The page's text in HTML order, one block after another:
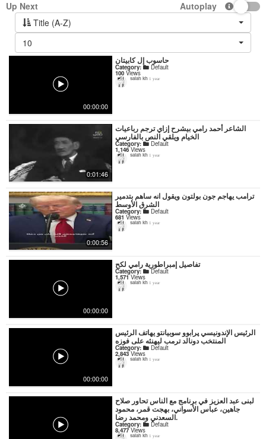
Up Next
Autoplay
Title (A-Z)
10
00:00:00
حاسوب إل كابيتان
Category: Default
100 Views
salah kh 1 year
0:01:46
‏الشاعر أحمد رامي بيشرح إزاي ترجم رباعيات
الخيام ويلقي النص بالفارسي
Category: Default
1,146Views
salah kh 1 year
0:00:56
ترامب يهاجم جون بولتون ويقول انه ساهم بتدمير
الشرق الأوسط
Category: Default
681 Views
salah kh 1 year
00:00:00
تفاصيل إمبراطورية رامي لكح
Category: Default
1,571Views
salah kh 1 year
00:00:00
الرئيس الإندونيسي پرابوو سوبيانتو يهاتف الرئيس
المنتخب دونالد ترمب ليهنئه على فوزه
Category: Default
2,843Views
salah kh 1 year
لبنى عبد العزيز في برنامج مع الناس تحاور صلاح
جاهين، عباس الأسواني، بهجت قمر، محمود
السعدني ومحمد رضا.
Category: Default
8,477Views
salah kh 1 year